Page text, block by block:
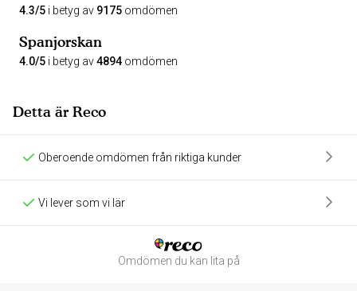
4.3/5 i betyg av 9175 omdömen
Spanjorskan
4.0/5 i betyg av4894 omdömen
Detta är Reco
Oberoende omdömen från riktiga kunder
Vi lever som vi lär
Omdömen du kan lita på